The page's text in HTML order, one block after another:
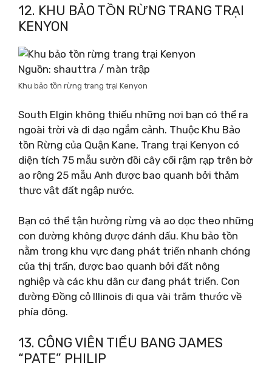
12. KHU BẢO TỒN RỪNG TRANG TRẠI
KENYON
Nguồn: shauttra / màn trập
Khu bảo tồn rừng trang trại Kenyon
South Elgin không thiếu những nơi bạn có thể ra
ngoài trời và đi dạo ngắm cảnh. Thuộc Khu Bảo
tồn Rừng của Quận Kane, Trang trại Kenyon có
diện tích 75 mẫu sườn đồi cây cối rậm rạp trên bờ
ao rộng 25 mẫu Anh được bao quanh bởi thảm
thực vật đất ngập nước.
Bạn có thể tận hưởng rừng và ao dọc theo những
con đường không được đánh dấu. Khu bảo tồn
nằm trong khu vực đang phát triển nhanh chóng
của thị trấn, được bao quanh bởi đất nông
nghiệp và các khu dân cư đang phát triển. Con
đường Đồng cỏ Illinois đi qua vài trăm thước về
phía đông.
13. CÔNG VIÊN TIỂU BANG JAMES
“PATE” PHILIP